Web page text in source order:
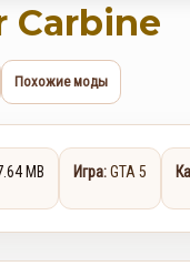
Carbine
Похожие моды
MB Игра:GTA 5